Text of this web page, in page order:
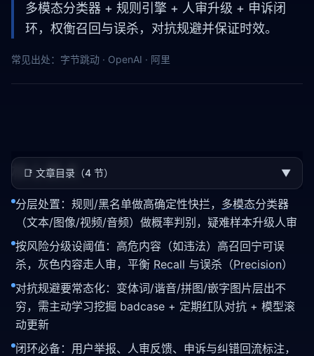
多模态分类器 + 规则引擎 + 人审升级 + 申诉闭
环，权衡召回与误杀，对抗规避并保证时效。
常见出处： 字节跳动 · OpenAI · 阿里
📑 文章目录（4 节） ▼
核心要点
分层处置：规则/黑名单做高确定性快拦， 多模态分类器
（文本/图像/视频/音频）做概率判别，疑难样本升级人审
按风险分级设阈值：高危内容（如违法）高召回宁可误
杀，灰色内容走人审，平衡 Recall 与误杀（Precision）
对抗规避要常态化：变体词/谐音/拼图/嵌字图片层出不
穷，需主动学习挖掘 badcase + 定期红队对抗 + 模型滚
动更新
闭环必备：用户举报、人审反馈、申诉与纠错回流标注，